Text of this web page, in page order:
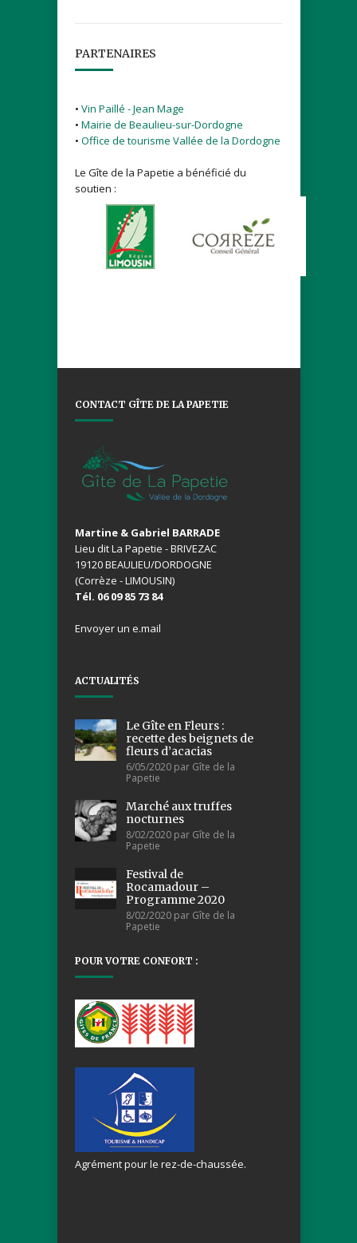
PARTENAIRES
• Vin Paillé - Jean Mage
• Mairie de Beaulieu-sur-Dordogne
• Office de tourisme Vallée de la Dordogne
Le Gîte de la Papetie a bénéficié du
soutien :
CONTACT GÎTE DE LA PAPETIE
Martine & Gabriel BARRADE
Lieu dit La Papetie - BRIVEZAC
19120 BEAULIEU/DORDOGNE
(Corrèze - LIMOUSIN)
Tél. 06 09 85 73 84
Envoyer un e.mail
ACTUALITÉS
Le Gîte en Fleurs :
recette des beignets de
fleurs d’acacias
6/05/2020 par Gîte de la
Papetie
Marché aux truffes
nocturnes
8/02/2020 par Gîte de la
Papetie
Festival de
Rocamadour –
Programme 2020
8/02/2020 par Gîte de la
Papetie
POUR VOTRE CONFORT :
Agrément pour le rez-de-chaussée.